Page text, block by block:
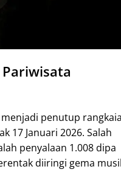
penutup
17 Januari 2026. Salah
penyalaan 1.008 dipa
diiringi gema